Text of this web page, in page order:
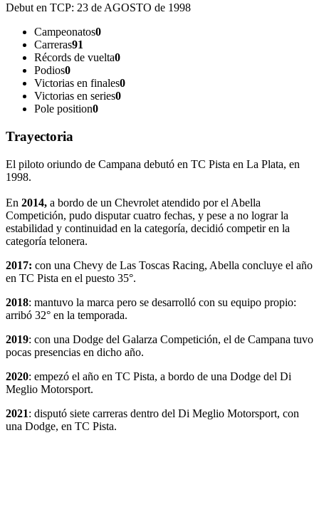
Debut en TCP: 23 de AGOSTO de 1998
Campeonatos0
Carreras91
Récords de vuelta0
Podios0
Victorias en finales0
Victorias en series0
Pole position0
Trayectoria
El piloto oriundo de Campana debutó en TC Pista en La Plata, en
1998.
En 2014, a bordo de un Chevrolet atendido por el Abella
Competición, pudo disputar cuatro fechas, y pese a no lograr la
estabilidad y continuidad en la categoría, decidió competir en la
categoría telonera.
2017: con una Chevy de Las Toscas Racing, Abella concluye el año
en TC Pista en el puesto 35°.
2018: mantuvo la marca pero se desarrolló con su equipo propio:
arribó 32° en la temporada.
2019: con una Dodge del Galarza Competición, el de Campana tuvo
pocas presencias en dicho año.
2020: empezó el año en TC Pista, a bordo de una Dodge del Di
Meglio Motorsport.
2021: disputó siete carreras dentro del Di Meglio Motorsport, con
una Dodge, en TC Pista.